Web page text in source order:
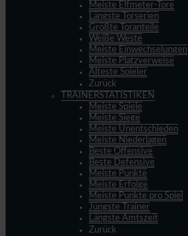
Meiste Elfmeter-Tore
Längste Torserien
Größte Toranteile
Weiße Weste
Meiste Einwechselungen
Meiste Platzverweise
Älteste Spieler
Zurück
TRAINERSTATISTIKEN
Meiste Spiele
Meiste Siege
Meiste Unentschieden
Meiste Niederlagen
Beste Offensive
Beste Defensive
Meiste Punkte
Meiste Erfolge
Meiste Punkte pro Spiel
Jüngste Trainer
Längste Amtszeit
Zurück